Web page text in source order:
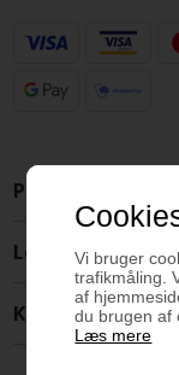
Vi bruger
trafikmåling.
af
du brugen af
Læs mere
Højde: 2144
Levering
Kontakt